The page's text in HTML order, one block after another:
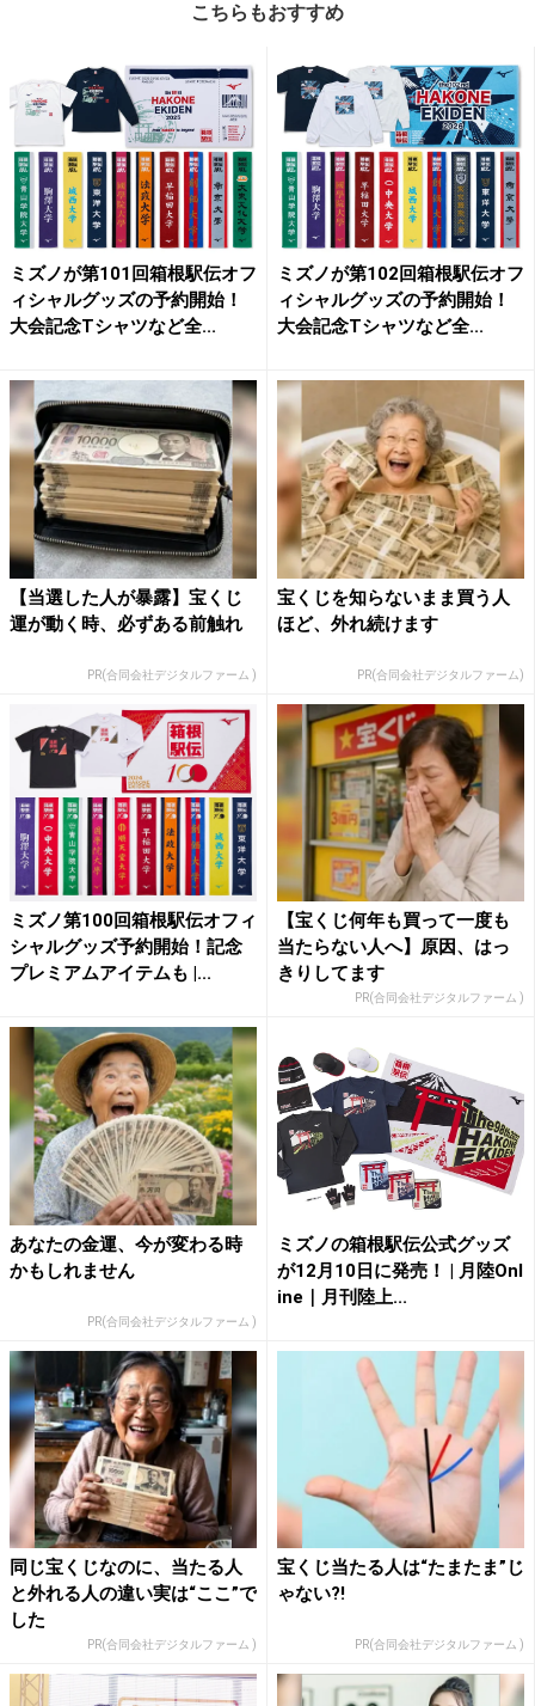
こちらもおすすめ
ミズノが第101回箱根駅伝オフ
ィシャルグッズの予約開始！
大会記念Tシャツなど全...
ミズノが第102回箱根駅伝オフ
ィシャルグッズの予約開始！
大会記念Tシャツなど全...
【当選した人が暴露】宝くじ
運が動く時、必ずある前触れ
PR(合同会社デジタルファーム )
宝くじを知らないまま買う人
ほど、外れ続けます
PR(合同会社デジタルファーム)
ミズノ第100回箱根駅伝オフィ
シャルグッズ予約開始！記念
プレミアムアイテムも |...
【宝くじ何年も買って一度も
当たらない人へ】原因、はっ
きりしてます
PR(合同会社デジタルファーム )
あなたの金運、今が変わる時
かもしれません
PR(合同会社デジタルファーム )
ミズノの箱根駅伝公式グッズ
が12月10日に発売！ | 月陸Onl
ine｜月刊陸上...
同じ宝くじなのに、当たる人
と外れる人の違い実は“ここ”で
した
PR(合同会社デジタルファーム )
宝くじ当たる人は“たまたま”じ
ゃない?!
PR(合同会社デジタルファーム )